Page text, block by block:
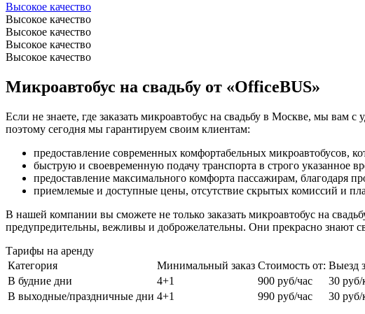
Высокое качество
Высокое качество
Высокое качество
Высокое качество
Высокое качество
Микроавтобус на свадьбу от «OfficeBUS»
Если не знаете, где заказать микроавтобус на свадьбу в Москве, мы
поэтому сегодня мы гарантируем своим клиентам:
предоставление современных комфортабельных микроавтобусов,
быструю и своевременную подачу транспорта в строго указанное
предоставление максимального комфорта пассажирам, благодаря
приемлемые и доступные цены, отсутствие скрытых комиссий и
В нашей компании вы сможете не только заказать микроавтобус на
предупредительны, вежливы и доброжелательны. Они прекрасно знают
Тарифы на аренду
Категория
Минимальный заказ Стоимость от: Выезд
В будние дни
4+1 900 руб/час
30 руб/
В выходные/праздничные дни 4+1 990 руб/час 30 руб/